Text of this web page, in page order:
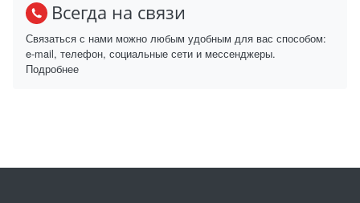
Всегда на связи
Связаться с нами можно любым удобным для вас способом:
e-mail, телефон, социальные сети и мессенджеры.
Подробнее